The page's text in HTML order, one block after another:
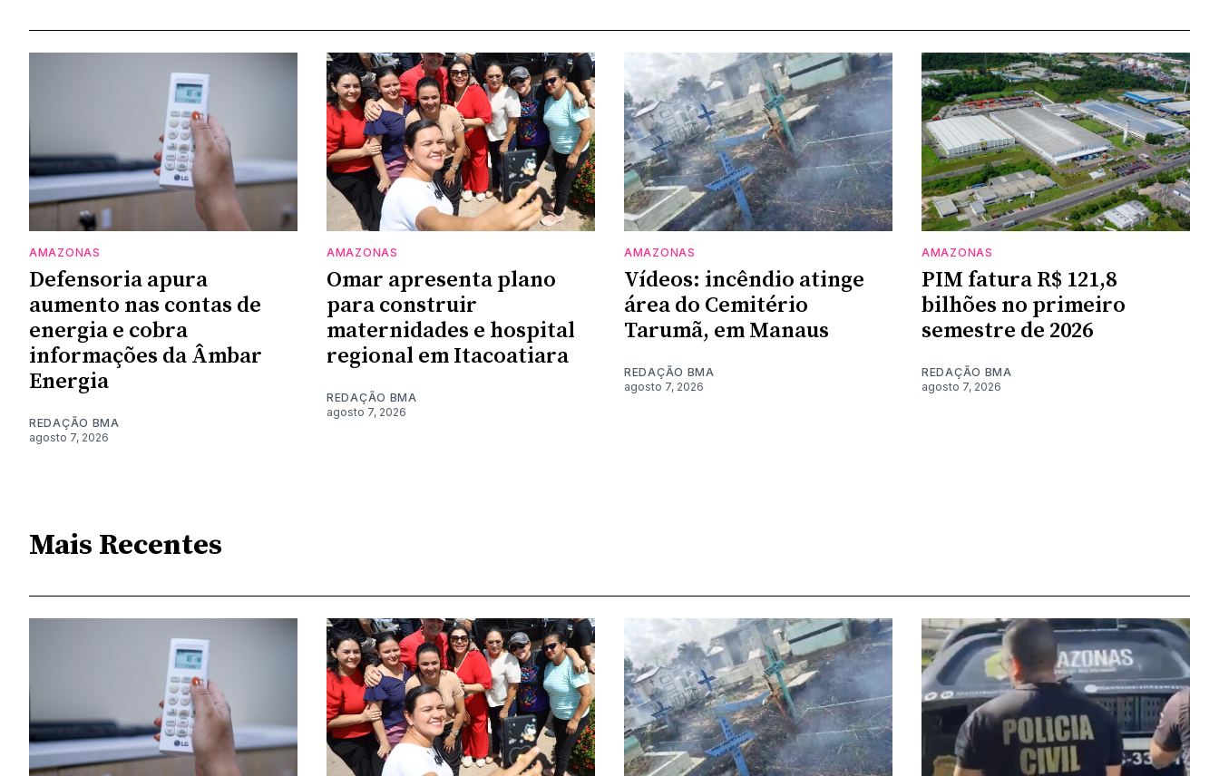
AMAZONAS
Defensoria apura
aumento nas contas de
energia e cobra
informações da Âmbar
Energia
REDAÇÃO BMA
agosto 7, 2026
AMAZONAS
Omar apresenta plano
para construir
maternidades e hospital
regional em Itacoatiara
REDAÇÃO BMA
agosto 7, 2026
AMAZONAS
Vídeos: incêndio atinge
área do Cemitério
Tarumã, em Manaus
REDAÇÃO BMA
agosto 7, 2026
AMAZONAS
PIM fatura R$ 121,8
bilhões no primeiro
semestre de 2026
REDAÇÃO BMA
agosto 7, 2026
Mais Recentes